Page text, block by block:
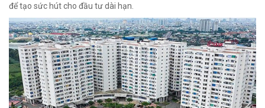
để tạo sức hút cho đầu tư dài hạn.